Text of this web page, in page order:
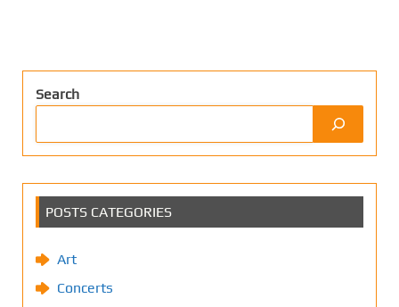
Search
POSTS CATEGORIES
Art
Concerts